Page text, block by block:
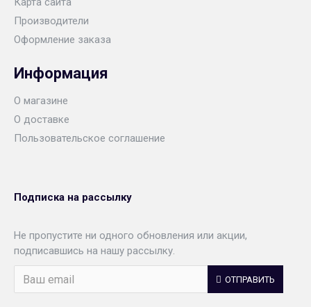
Производители
Оформление заказа
Информация
О магазине
О доставке
Пользовательское соглашение
Подписка на рассылку
Не пропустите ни одного обновления или акции,
подписавшись на нашу рассылку.
ОТПРАВИТЬ